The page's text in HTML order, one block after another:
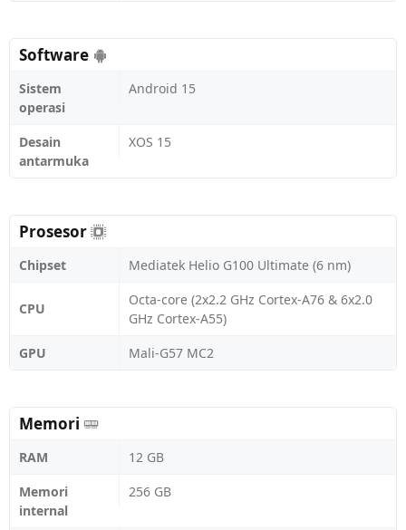
Software
Sistem
operasi
Android 15
Desain
antarmuka
XOS 15
Prosesor
Chipset Mediatek Helio G100 Ultimate (6 nm)
CPU
Octa-core (2x2.2 GHz Cortex-A76 & 6x2.0
GHz Cortex-A55)
GPU
Mali-G57 MC2
Memori
RAM
12 GB
Memori
internal
256 GB